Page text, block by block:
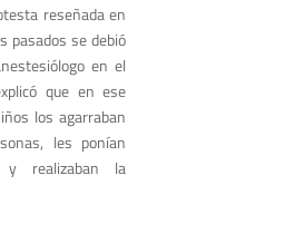
reseñada en
pasados se debió
en el
que en ese
los agarraban
les ponían
y realizaban la